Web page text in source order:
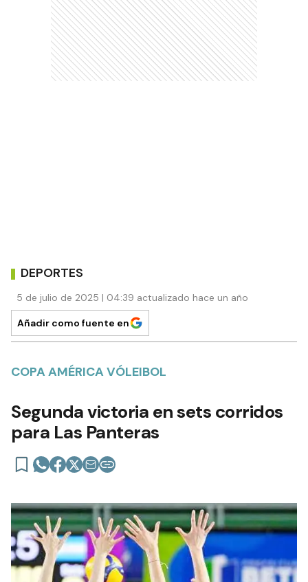
DEPORTES
5 de julio de 2025 | 04:39 actualizado hace un año
Añadir como fuente en
COPA AMÉRICA VÓLEIBOL
Segunda victoria en sets corridos
para Las Panteras